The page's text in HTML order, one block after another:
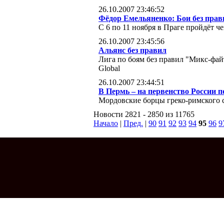
26.10.2007 23:46:52
Фёдор Емельяненко: Бои без
C 6 по 11 ноября в Праге пройдёт
26.10.2007 23:45:56
Альянс без правил
Лига по боям без правил "Микс-
Global
26.10.2007 23:44:51
В Пермь – на первенство России
Мордовские борцы греко-римского
Новости 2821 - 2850 из 11765
Начало | Пред. | 90 91 92 93 94 95 96